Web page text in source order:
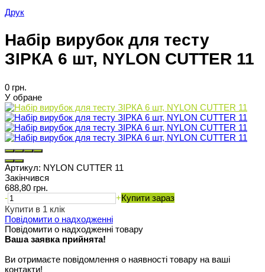
Друк
Набір вирубок для тесту
ЗІРКА 6 шт, NYLON CUTTER 11
0 грн.
У обране
Артикул: NYLON CUTTER 11
Закінчився
688,80 грн.
-
+Купити зараз
Купити в 1 клік
Повідомити о надходженні
Повідомити о надходженні товару
Ваша заявка прийнята!
Ви отримаєте повідомлення о наявності товару на ваші
контакти!